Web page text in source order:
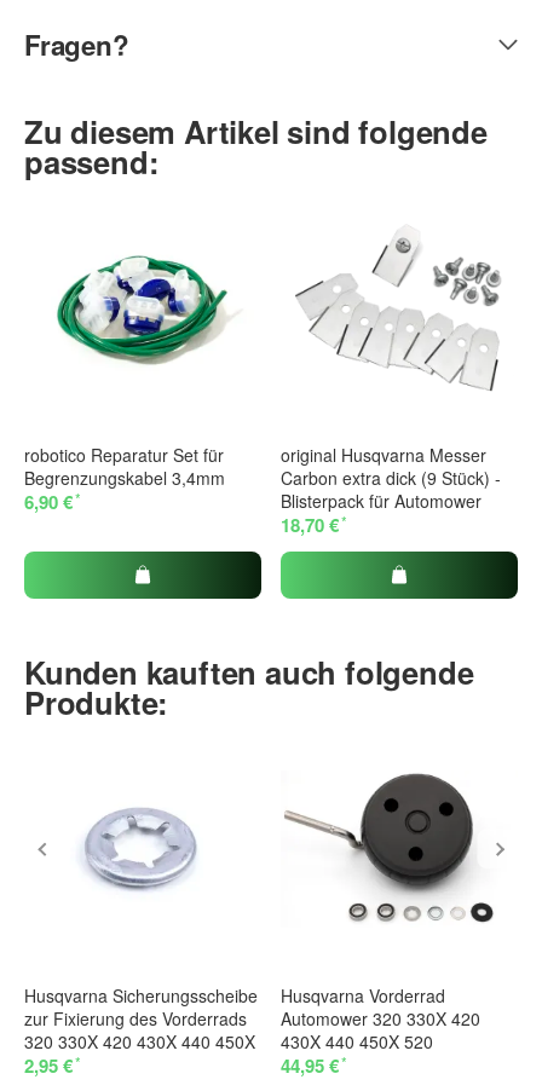
Fragen?
Zu diesem Artikel sind folgende
passend:
robotico Reparatur Set für
Begrenzungskabel 3,4mm
6,90 €*
original Husqvarna Messer
Carbon extra dick (9 Stück) -
Blisterpack für Automower
18,70 €*
Kunden kauften auch folgende
Produkte:
Husqvarna Sicherungsscheibe
zur Fixierung des Vorderrads
320 330X 420 430X 440 450X
2,95 €*
Husqvarna Vorderrad
Automower 320 330X 420
430X 440 450X 520
44,95 €*